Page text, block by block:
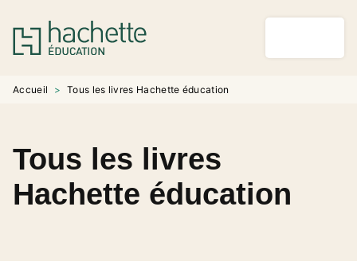
MENU RECHERCHE
PIED DE PAGE
Accueil > Tous les livres Hachette éducation
Tous les livres
Hachette éducation